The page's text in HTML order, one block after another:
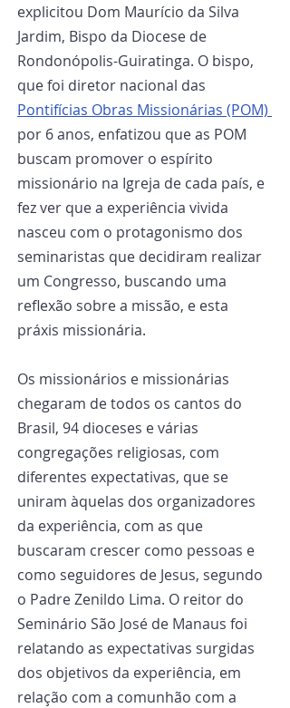
explicitou Dom Maurício da Silva
Jardim, Bispo da Diocese de
Rondonópolis-Guiratinga. O bispo,
que foi diretor nacional das
Pontifícias Obras Missionárias (POM)
por 6 anos, enfatizou que as POM
buscam promover o espírito
missionário na Igreja de cada país, e
fez ver que a experiência vivida
nasceu com o protagonismo dos
seminaristas que decidiram realizar
um Congresso, buscando uma
reflexão sobre a missão, e esta
práxis missionária.
Os missionários e missionárias
chegaram de todos os cantos do
Brasil, 94 dioceses e várias
congregações religiosas, com
diferentes expectativas, que se
uniram àquelas dos organizadores
da experiência, com as que
buscaram crescer como pessoas e
como seguidores de Jesus, segundo
o Padre Zenildo Lima. O reitor do
Seminário São José de Manaus foi
relatando as expectativas surgidas
dos objetivos da experiência, em
relação com a comunhão com a